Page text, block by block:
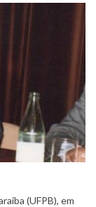
(UFPB), em